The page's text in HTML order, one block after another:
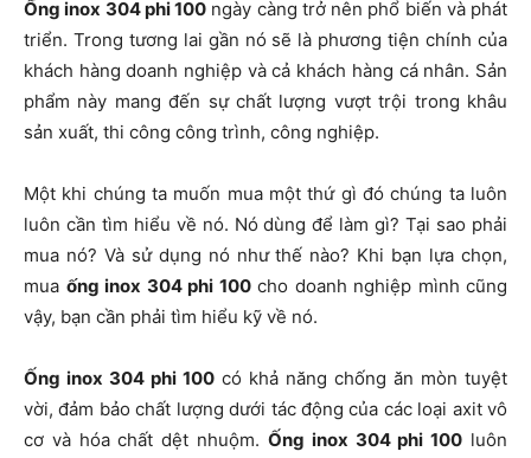
Ống inox 304 phi 100 ngày càng trở nên phổ biến và phát
triển. Trong tương lai gần nó sẽ là phương tiện chính của
khách hàng doanh nghiệp và cả khách hàng cá nhân. Sản
phẩm này mang đến sự chất lượng vượt trội trong khâu
sản xuất, thi công công trình, công nghiệp.
Một khi chúng ta muốn mua một thứ gì đó chúng ta luôn
luôn cần tìm hiểu về nó. Nó dùng để làm gì? Tại sao phải
mua nó? Và sử dụng nó như thế nào? Khi bạn lựa chọn,
mua ống inox 304 phi 100cho doanh nghiệp mình cũng
vậy, bạn cần phải tìm hiểu kỹ về nó.
Ống inox 304 phi 100 có khả năng chống ăn mòn tuyệt
vời, đảm bảo chất lượng dưới tác động của các loại axit vô
cơ và hóa chất dệt nhuộm. Ống inox 304 phi 100 luôn